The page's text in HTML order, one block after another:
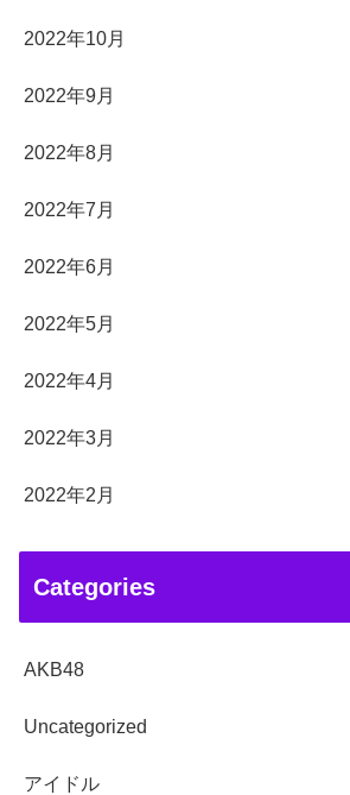
2022年10月
2022年9月
2022年8月
2022年7月
2022年6月
2022年5月
2022年4月
2022年3月
2022年2月
Categories
AKB48
Uncategorized
アイドル